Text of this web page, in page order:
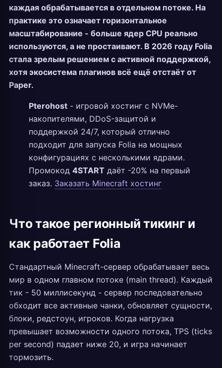
каждая обрабатывается в отдельном потоке. На
практике это означает горизонтальное
масштабирование - больше ядер CPU реально
используются, а не простаивают. В 2026 году Folia
стала зрелым решением с активной поддержкой,
хотя экосистема плагинов всё ещё отстаёт от
Paper.
Pterohost - игровой хостинг с NVMe-
накопителями, DDoS-защитой и
поддержкой 24/7, который отлично
подходит для запуска Folia на мощных
конфигурациях с несколькими ядрами.
Промокод 4START даёт -20% на первый
заказ. Заказать Minecraft хостинг
Что такое регионный тикинг и
как работает Folia
Стандартный Minecraft-сервер обрабатывает весь
мир в одном главном потоке (main thread). Каждый
тик - 50 миллисекунд - сервер последовательно
обходит все активные чанки, обновляет сущности,
блоки, редстоун, игроков. Когда нагрузка
превышает возможности одного потока, TPS (ticks
per second) падает ниже 20, и игра начинает
тормозить.